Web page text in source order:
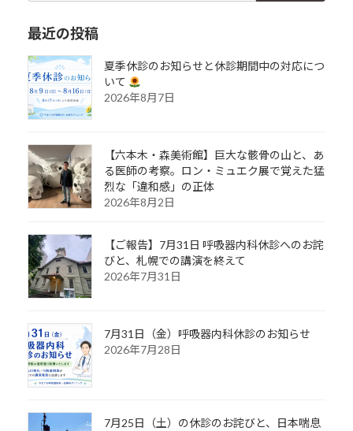
最近の投稿
夏季休診のお知らせと休診期間中の対応につ
いて
2026年8月7日
【六本木・森美術館】巨大な骸骨の山と、あ
る医師の考察。ロン・ミュエク展で覚えた猛
烈な「違和感」の正体
2026年8月2日
【ご報告】7月31日 呼吸器内科休診へのお詫
びと、札幌での講演を終えて
2026年7月31日
7月31日（金）呼吸器内科休診のお知らせ
2026年7月28日
7月25日（土）の休診のお詫びと、日本喘息